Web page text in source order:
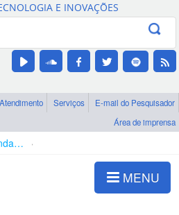
Canais
E INOVAÇÕES
Serviços
E-mail do Pesquisador
Área de imprensa
Agenda de autoridades
MENU